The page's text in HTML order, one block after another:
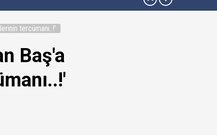
tercümanı..!'
Baş'a